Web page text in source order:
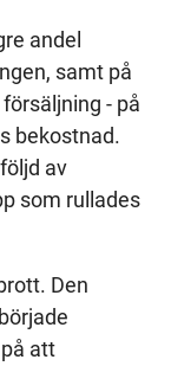
andel
samt på
- på
bekostnad.
av
som rullades
Den
att